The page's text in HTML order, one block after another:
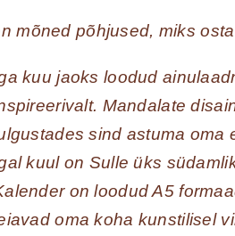
mõned põhjused, miks
kuu jaoks loodud
Mandalate
sind astuma oma
kuul on Sulle üks
on loodud A5
oma koha kunstilisel